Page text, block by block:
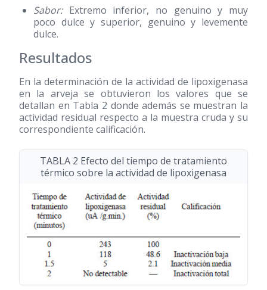
Sabor:Extremo inferior, no genuino y muy
poco dulce y superior, genuino y levemente
dulce.
Resultados
En la determinación de la actividad de lipoxigenasa
en la arveja se obtuvieron los valores que se
detallan en Tabla 2 donde además se muestran la
actividad residual respecto a la muestra cruda y su
correspondiente calificación.
TABLA 2 Efecto del tiempo de tratamiento
térmico sobre la actividad de lipoxigenasa